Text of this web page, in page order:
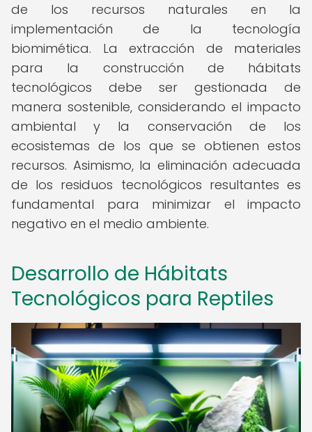
de los recursos naturales en la
implementación de la tecnología
biomimética. La extracción de materiales
para la construcción de hábitats
tecnológicos debe ser gestionada de
manera sostenible, considerando el impacto
ambiental y la conservación de los
ecosistemas de los que se obtienen estos
recursos. Asimismo, la eliminación adecuada
de los residuos tecnológicos resultantes es
fundamental para minimizar el impacto
negativo en el medio ambiente.
Desarrollo de Hábitats
Tecnológicos para Reptiles